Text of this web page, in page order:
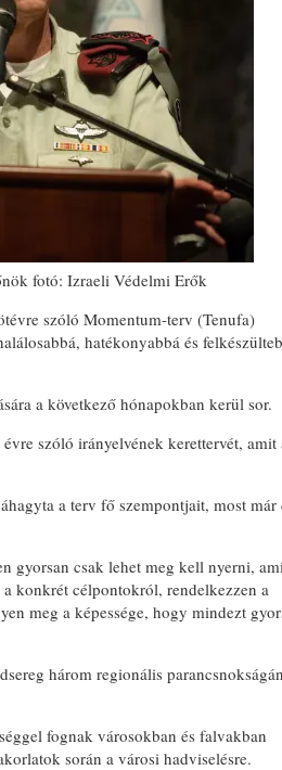
fotó: Izraeli Védelmi Erők
szóló Momentum-terv (Tenufa)
hatékonyabbá és
a következő hónapokban kerül sor.
szóló irányelvének kerettervét, amit
a terv fő szempontjait, most már
gyorsan csak lehet meg kell nyerni,
konkrét célpontokról, rendelkezzen a
meg a képessége, hogy mindezt
három regionális
fognak városokban és falvakban
során a városi hadviselésre.